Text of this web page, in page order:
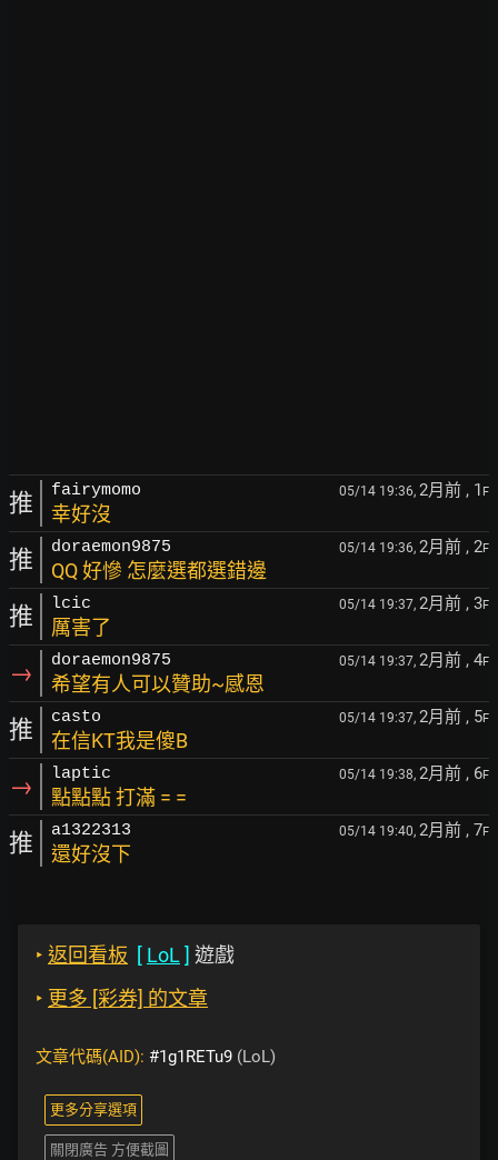
推 fairymomo 05/14 19:36, 2月前 , 1 F
幸好沒
推 doraemon9875 05/14 19:36, 2月前 , 2F
QQ 好慘 怎麼選都選錯邊
推 lcic 05/14 19:37, 2月前 , 3F
厲害了
→ doraemon9875 05/14 19:37, 2月前 , 4F
希望有人可以贊助~感恩
推 casto 05/14 19:37, 2月前 , 5F
在信KT我是傻B
→ laptic 05/14 19:38, 2月前 , 6F
點點點 打滿 = =
推 a1322313 05/14 19:40, 2月前 , 7F
還好沒下
‣ 返回看板 [ LoL ] 遊戲
‣ 更多 [彩券] 的文章
文章代碼(AID): #1g1RETu9 (LoL)
更多分享選項
關閉廣告 方便截圖